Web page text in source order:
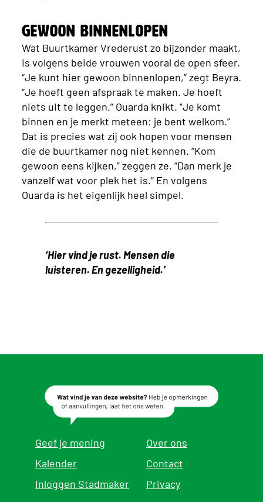
Gewoon binnenlopen
Wat Buurtkamer Vrederust zo bijzonder maakt,
is volgens beide vrouwen vooral de open sfeer.
“Je kunt hier gewoon binnenlopen,” zegt Beyra.
“Je hoeft geen afspraak te maken. Je hoeft
niets uit te leggen.” Ouarda knikt. “Je komt
binnen en je merkt meteen: je bent welkom.”
Dat is precies wat zij ook hopen voor mensen
die de buurtkamer nog niet kennen. “Kom
gewoon eens kijken,” zeggen ze. “Dan merk je
vanzelf wat voor plek het is.” En volgens
Ouarda is het eigenlijk heel simpel.
‘Hier vind je rust. Mensen die
luisteren. En gezelligheid.’
Geef je mening
Kalender
Inloggen Stadmaker
Over ons
Contact
Privacy